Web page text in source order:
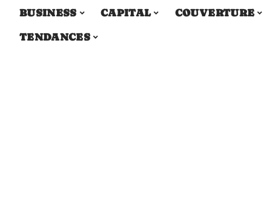
BUSINESS CAPITAL COUVERTURE
TENDANCES